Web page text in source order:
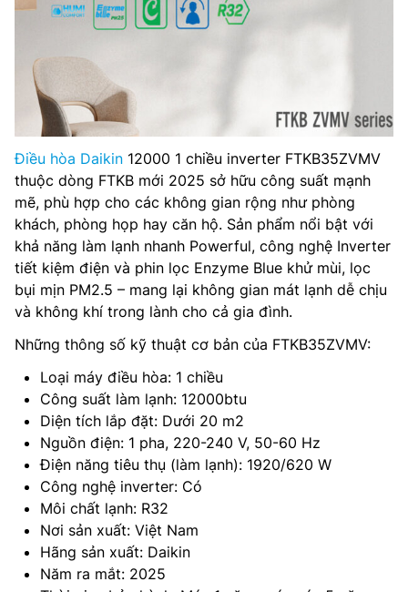
Điều hòa Daikin 12000 1 chiều inverter FTKB35ZVMV
thuộc dòng FTKB mới 2025 sở hữu công suất mạnh
mẽ, phù hợp cho các không gian rộng như phòng
khách, phòng họp hay căn hộ. Sản phẩm nổi bật với
khả năng làm lạnh nhanh Powerful, công nghệ Inverter
tiết kiệm điện và phin lọc Enzyme Blue khử mùi, lọc
bụi mịn PM2.5 – mang lại không gian mát lạnh dễ chịu
và không khí trong lành cho cả gia đình.
Những thông số kỹ thuật cơ bản của FTKB35ZVMV:
Loại máy điều hòa: 1 chiều
Công suất làm lạnh: 12000btu
Diện tích lắp đặt: Dưới 20 m2
Nguồn điện: 1 pha, 220-240 V, 50-60 Hz
Điện năng tiêu thụ (làm lạnh): 1920/620 W
Công nghệ inverter: Có
Môi chất lạnh: R32
Nơi sản xuất: Việt Nam
Hãng sản xuất: Daikin
Năm ra mắt: 2025